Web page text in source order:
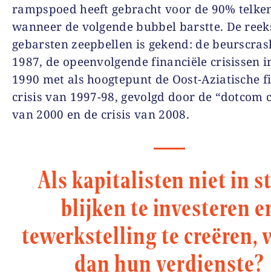
rampspoed heeft gebracht voor de 90%
wanneer de volgende bubbel barstte. De
gebarsten zeepbellen is gekend: de
1987, de opeenvolgende financiële crisissen
1990 met als hoogtepunt de Oost-Aziatische
crisis van 1997-98, gevolgd door de “dotcom
van 2000 en de crisis van 2008.
Als kapitalisten niet in
blijken te investeren
tewerkstelling te creëren,
dan hun verdienste?